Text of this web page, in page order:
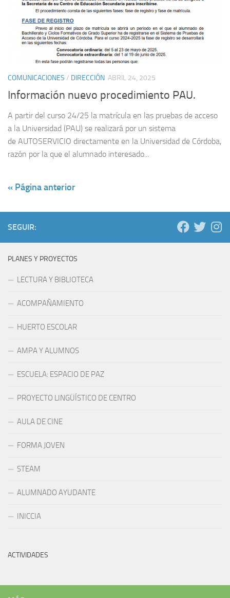
COMUNICACIONES / DIRECCIÓN ABRIL 24, 2025
Información nuevo procedimiento PAU.
A partir del curso 24/25 la matrícula en las pruebas de acceso
a la Universidad (PAU) se realizará por un sistema
de AUTOSERVICIO directamente en la Universidad de Córdoba,
razón por la que el alumnado interesado...
« Página anterior
SEGUIR:
PLANES Y PROYECTOS
LECTURA Y BIBLIOTECA
ACOMPAÑAMIENTO
HUERTO ESCOLAR
AMPA Y ALUMNOS
ESCUELA: ESPACIO DE PAZ
PROYECTO LINGÜÍSTICO DE CENTRO
AULA DE CINE
FORMA JOVEN
STEAM
ALUMNADO AYUDANTE
INICCIA
ACTIVIDADES